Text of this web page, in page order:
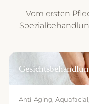
Vom ersten
Anti-Aging,